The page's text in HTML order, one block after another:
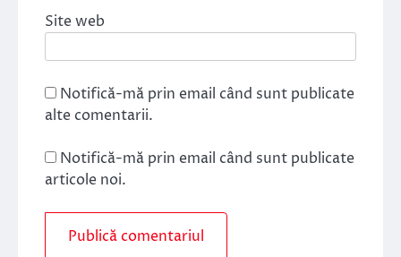
Site web
Notifică-mă prin email când sunt publicate
alte comentarii.
Notifică-mă prin email când sunt publicate
articole noi.